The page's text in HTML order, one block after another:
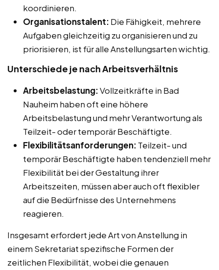
koordinieren.
Organisationstalent: Die Fähigkeit, mehrere
Aufgaben gleichzeitig zu organisieren und zu
priorisieren, ist für alle Anstellungsarten wichtig.
Unterschiede je nach Arbeitsverhältnis
Arbeitsbelastung:Vollzeitkräfte in Bad
Nauheim haben oft eine höhere
Arbeitsbelastung und mehr Verantwortung als
Teilzeit- oder temporär Beschäftigte.
Flexibilitätsanforderungen: Teilzeit- und
temporär Beschäftigte haben tendenziell mehr
Flexibilität bei der Gestaltung ihrer
Arbeitszeiten, müssen aber auch oft flexibler
auf die Bedürfnisse des Unternehmens
reagieren.
Insgesamt erfordert jede Art von Anstellung in
einem Sekretariat spezifische Formen der
zeitlichen Flexibilität, wobei die genauen